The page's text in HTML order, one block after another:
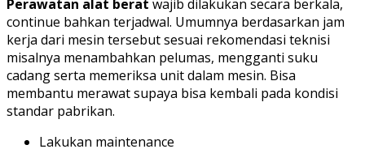
Perawatan alat berat wajib dilakukan secara berkala,
continue bahkan terjadwal. Umumnya berdasarkan jam
kerja dari mesin tersebut sesuai rekomendasi teknisi
misalnya menambahkan pelumas, mengganti suku
cadang serta memeriksa unit dalam mesin. Bisa
membantu merawat supaya bisa kembali pada kondisi
standar pabrikan.
Lakukan maintenance